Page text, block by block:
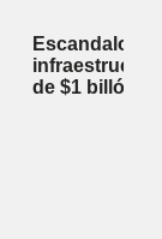
Escandalosa
de $1 billón